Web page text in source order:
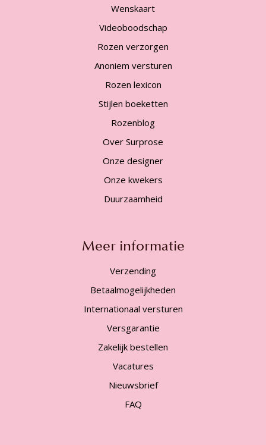
Wenskaart
Videoboodschap
Rozen verzorgen
Anoniem versturen
Rozen lexicon
Stijlen boeketten
Rozenblog
Over Surprose
Onze designer
Onze kwekers
Duurzaamheid
Meer informatie
Verzending
Betaalmogelijkheden
Internationaal versturen
Versgarantie
Zakelijk bestellen
Vacatures
Nieuwsbrief
FAQ